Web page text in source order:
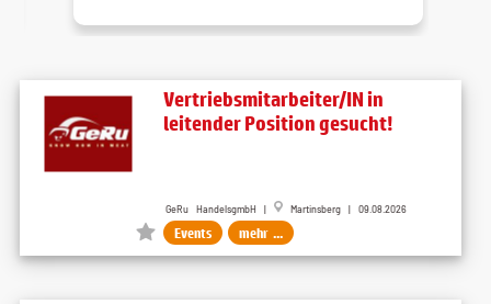
Vertriebsmitarbeiter/IN in
leitender Position gesucht!
GeRu HandelsgmbH | Martinsberg | 09.08.2026
Events mehr ...